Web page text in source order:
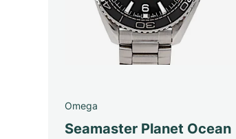
Omega
Seamaster Planet Ocean